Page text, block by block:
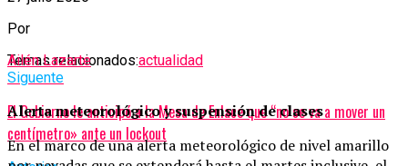
Temas relacionados:actualidad
Siguente
El Gobierno le anticipó a la Mesa de Enlace que “no se va a mover un
centímetro» ante un lockout
Por
Ailén Lazarte
Alerta meteorológico y suspensión de clases
En el marco de una alerta meteorológico de nivel amarillo